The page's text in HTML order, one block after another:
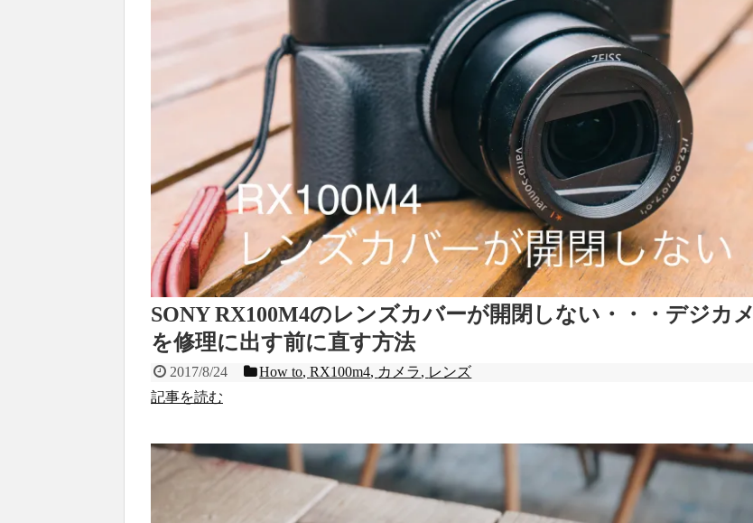
SONY RX100M4のレンズカバーが開閉しない・・・デジカメ
を修理に出す前に直す方法
2017/8/24 How to,RX100m4, カメラ, レンズ
記事を読む